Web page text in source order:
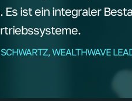
Es ist ein integraler
WEALTHWAVE